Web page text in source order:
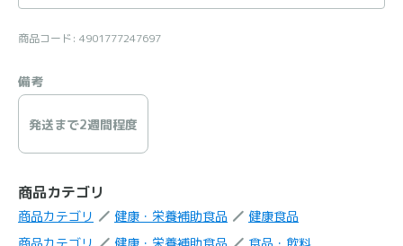
商品コード: 4901777247697
備考
発送まで2週間程度
商品カテゴリ
商品カテゴリ 健康・栄養補助食品
健康食品